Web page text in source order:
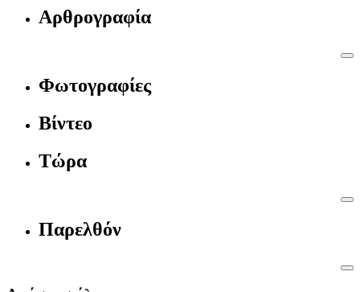
Αρθρογραφία
Φωτογραφίες
Βίντεο
Τώρα
Παρελθόν